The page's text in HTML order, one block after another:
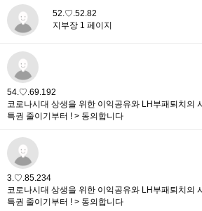
52.♡.52.82
지부장 1 페이지
54.♡.69.192
코로나시대 상생을 위한 이익공유와 LH부패퇴치의
특권 줄이기부터 ! > 동의합니다
3.♡.85.234
코로나시대 상생을 위한 이익공유와 LH부패퇴치의
특권 줄이기부터 ! > 동의합니다